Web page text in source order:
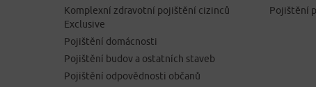
Komplexní zdravotní pojištění cizinců
Exclusive
Pojištění domácnosti
Pojištění budov a ostatních staveb
Pojištění odpovědnosti občanů
Pojištění